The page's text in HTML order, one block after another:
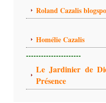
Roland Cazalis
Homélie Cazalis
----------------------
Le Jardinier de
Présence